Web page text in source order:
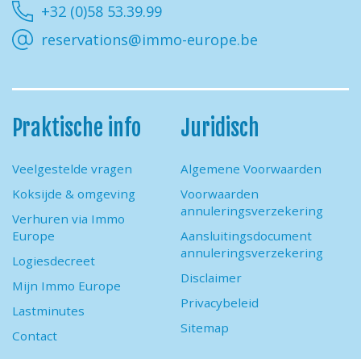
+32 (0)58 53.39.99
reservations@immo-europe.be
Praktische info
Veelgestelde vragen
Koksijde & omgeving
Verhuren via Immo
Europe
Logiesdecreet
Mijn Immo Europe
Lastminutes
Contact
Juridisch
Algemene Voorwaarden
Voorwaarden
annuleringsverzekering
Aansluitingsdocument
annuleringsverzekering
Disclaimer
Privacybeleid
Sitemap